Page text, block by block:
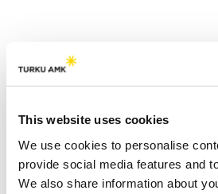
This website uses cookies
We use cookies to personalise
provide social media features and
We also share information about
Suosituimmat